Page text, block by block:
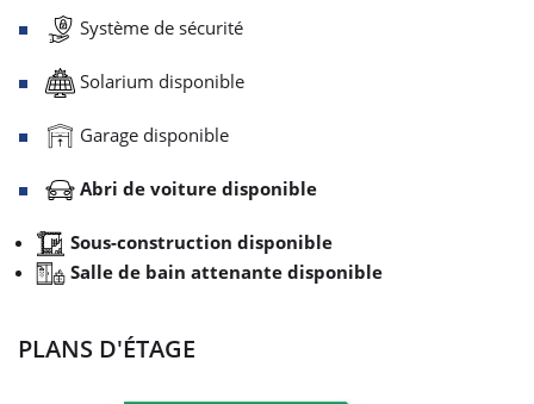
Système de sécurité
Solarium disponible
Garage disponible
Abri de voiture disponible
Sous-construction disponible
Salle de bain attenante disponible
PLANS D'ÉTAGE